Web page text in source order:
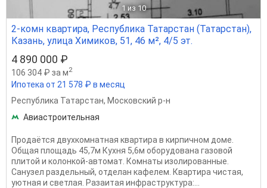
1 из 10
2-комн квартира, Республика Татарстан (Татарстан),
Казань, улица Химиков, 51, 46 м², 4/5 эт.
4 890 000 ₽
106 304 ₽ за м2
Ипотека от 21 578 ₽ в месяц
Республика Татарстан, Московский р-н
Авиастроительная
Продаётся двухкомнатная квартира в кирпичном доме.
Общая площадь 45,7м Кухня 5,6м оборудована газовой
плитой и колонкой-автомат. Комнаты изолированные.
Санузел раздельный, отделан кафелем. Квартира чистая,
уютная и светлая. Разаитая инфраструктура:...